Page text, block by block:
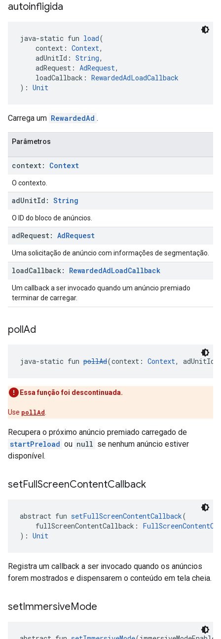
autoinfligida
java-static fun load(
context: Context,
adUnitId: String,
adRequest: AdRequest,
loadCallback: RewardedAdLoadCallback
): Unit
Carrega um RewardedAd .
Parâmetros
context: Context
O contexto.
adUnitId: String
O ID do bloco de anúncios.
adRequest: AdRequest
Uma solicitação de anúncio com informações de segmentação.
loadCallback: RewardedAdLoadCallback
Um callback a ser invocado quando um anúncio premiado
terminar de carregar.
pollAd
java-static fun pollAd(context: Context,
Essa função foi descontinuada.
Use pollAd
Recupera o próximo anúncio premiado carregado de
startPreload ou null se nenhum anúncio estiver
disponível.
setFullScreenContentCallback
abstract fun setFullScreenContentCallback(
fullScreenContentCallback:
): Unit
Registra um callback a ser invocado quando os anúncios
forem mostrados e dispensarem o conteúdo em tela cheia.
setImmersiveMode